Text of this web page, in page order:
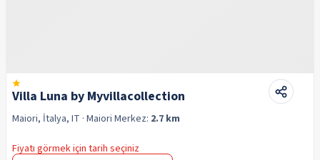
Villa Luna by Myvillacollection
Maiori, İtalya, IT · Maiori Merkez: 2.7 km
Fiyatı görmek için tarih seçiniz